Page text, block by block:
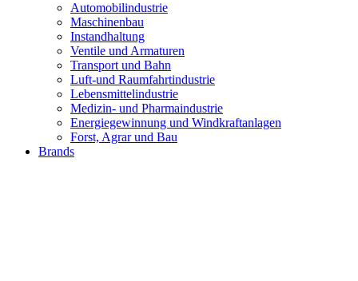
Automobilindustrie
Maschinenbau
Instandhaltung
Ventile und Armaturen
Transport und Bahn
Luft-und Raumfahrtindustrie
Lebensmittelindustrie
Medizin- und Pharmaindustrie
Energiegewinnung und Windkraftanlagen
Forst, Agrar und Bau
Brands